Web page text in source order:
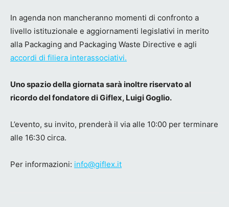
In agenda non mancheranno momenti di confronto a
livello istituzionale e aggiornamenti legislativi in merito
alla Packaging and Packaging Waste Directive e agli
accordi di filiera interassociativi.
Uno spazio della giornata sarà inoltre riservato al
ricordo del fondatore di Giflex, Luigi Goglio.
L’evento, su invito, prenderà il via alle 10:00 per terminare
alle 16:30 circa.
Per informazioni: info@giflex.it